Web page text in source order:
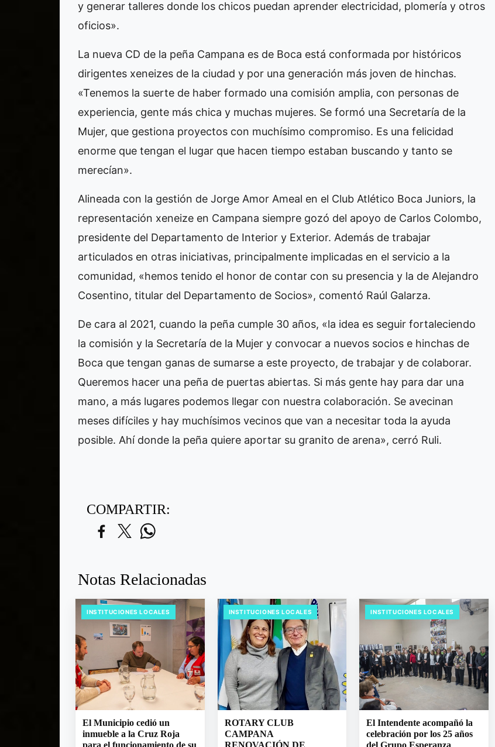
y generar talleres donde los chicos puedan aprender electricidad, plomería y otros
oficios».
La nueva CD de la peña Campana es de Boca está conformada por históricos
dirigentes xeneizes de la ciudad y por una generación más joven de hinchas.
«Tenemos la suerte de haber formado una comisión amplia, con personas de
experiencia, gente más chica y muchas mujeres. Se formó una Secretaría de la
Mujer, que gestiona proyectos con muchísimo compromiso. Es una felicidad
enorme que tengan el lugar que hacen tiempo estaban buscando y tanto se
merecían».
Alineada con la gestión de Jorge Amor Ameal en el Club Atlético Boca Juniors, la
representación xeneize en Campana siempre gozó del apoyo de Carlos Colombo,
presidente del Departamento de Interior y Exterior. Además de trabajar
articulados en otras iniciativas, principalmente implicadas en el servicio a la
comunidad, «hemos tenido el honor de contar con su presencia y la de Alejandro
Cosentino, titular del Departamento de Socios», comentó Raúl Galarza.
De cara al 2021, cuando la peña cumple 30 años, «la idea es seguir fortaleciendo
la comisión y la Secretaría de la Mujer y convocar a nuevos socios e hinchas de
Boca que tengan ganas de sumarse a este proyecto, de trabajar y de colaborar.
Queremos hacer una peña de puertas abiertas. Si más gente hay para dar una
mano, a más lugares podemos llegar con nuestra colaboración. Se avecinan
meses difíciles y hay muchísimos vecinos que van a necesitar toda la ayuda
posible. Ahí donde la peña quiere aportar su granito de arena», cerró Ruli.
COMPARTIR:
Notas Relacionadas
INSTITUCIONES LOCALES
El Municipio cedió un
inmueble a la Cruz Roja
para el funcionamiento de su
INSTITUCIONES LOCALES
ROTARY CLUB
CAMPANA
RENOVACIÓN DE
INSTITUCIONES LOCALES
El Intendente acompañó la
celebración por los 25 años
del Grupo Esperanza